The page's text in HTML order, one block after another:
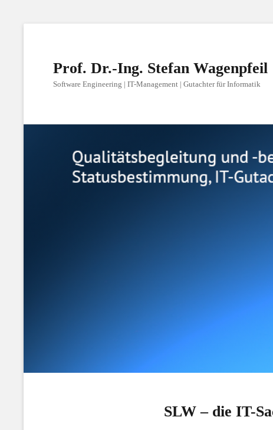
Prof. Dr.-Ing. Stefan Wagenpfeil
Software Engineering | IT-Management | Gutachter für Informatik
SLW – die IT-